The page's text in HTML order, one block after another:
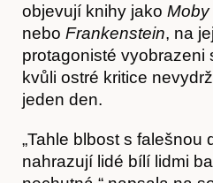
O
objevují knihy jako Moby
nebo Frankenstein, na
protagonisté vyobrazeni
kvůli ostré kritice
jeden den.
„Tahle blbost s falešnou
nahrazují lidé bílí lidmi